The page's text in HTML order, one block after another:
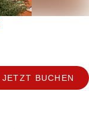
JETZT BUCHEN